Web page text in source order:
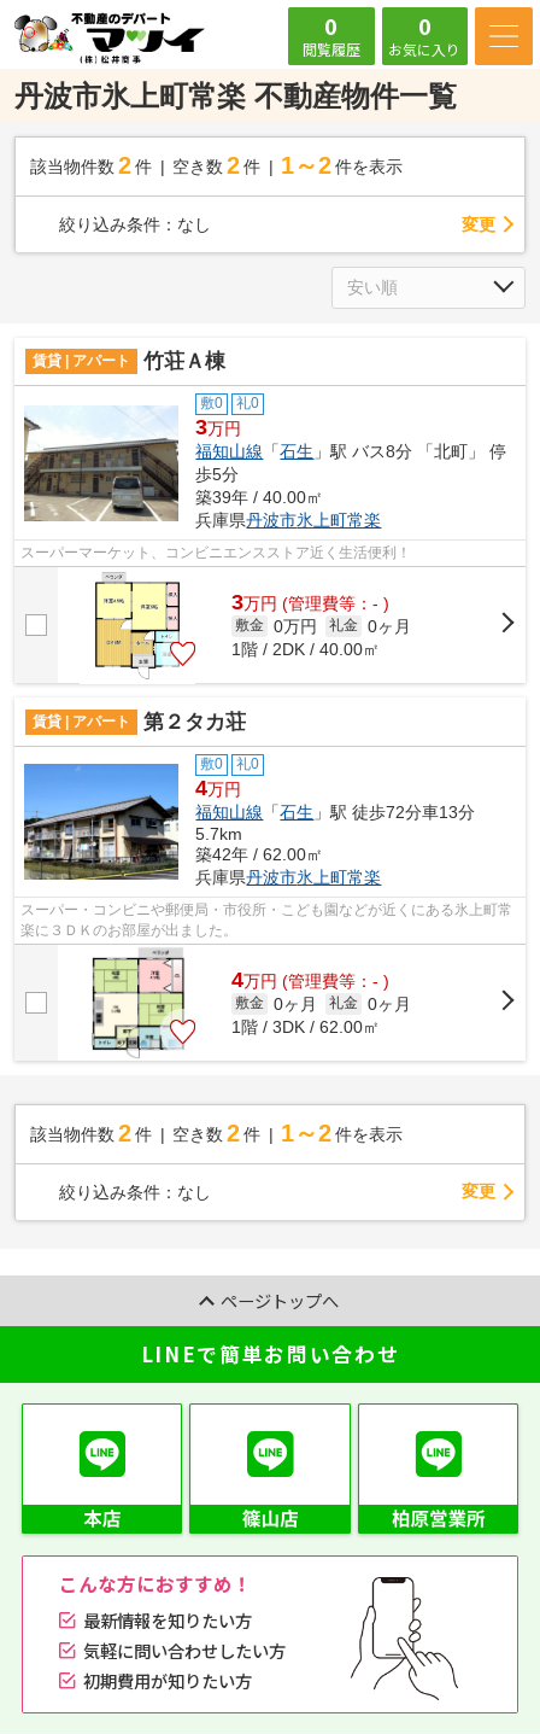
0
閲覧履歴
0
お気に入り
丹波市氷上町常楽 不動産物件一覧
該当物件数 2件 空き数 2 件 1～2 件を表示
絞り込み条件： なし 変更
賃貸 | アパート 竹荘Ａ棟
敷0 礼0
3万円
福知山線 「石生 」駅 バス8分 「北町」 停
歩5分
築39年 / 40.00㎡
兵庫県丹波市氷上町常楽
スーパーマーケット、コンビニエンスストア近く生活便利！
3万円 (管理費等：- )
敷金 0万円 礼金 0ヶ月
1階 / 2DK / 40.00㎡
賃貸 | アパート 第２タカ荘
敷0 礼0
4万円
福知山線 「石生 」駅 徒歩72分車13分
5.7km
築42年 / 62.00㎡
兵庫県丹波市氷上町常楽
スーパー・コンビニや郵便局・市役所・こども園などが近くにある氷上町常
楽に３ＤＫのお部屋が出ました。
4万円 (管理費等：- )
敷金 0ヶ月 礼金 0ヶ月
1階 / 3DK / 62.00㎡
該当物件数 2件 空き数 2 件 1～2 件を表示
絞り込み条件： なし 変更
ページトップへ
LINEで簡単お問い合わせ
こんな方におすすめ！
最新情報を知りたい方
気軽に問い合わせしたい方
初期費用が知りたい方